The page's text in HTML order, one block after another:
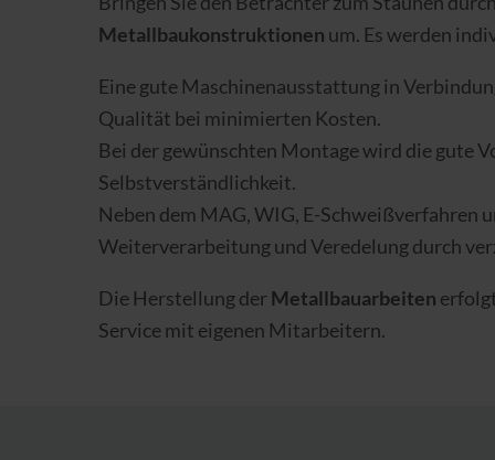
Metallbaukonstruktionen um. Es werden
Eine gute Maschinenausstattung in
Qualität bei minimierten Kosten.
Bei der gewünschten Montage wird die gute
Selbstverständlichkeit.
Neben dem MAG, WIG, E-Schweißverfahren
Weiterverarbeitung und Veredelung durch
Die Herstellung derMetallbauarbeiten
Service mit eigenen Mitarbeitern.